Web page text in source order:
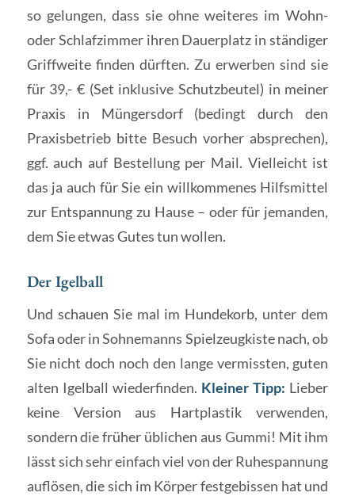
so gelungen, dass sie ohne weiteres im Wohn-
oder Schlafzimmer ihren Dauerplatz in ständiger
Griffweite finden dürften. Zu erwerben sind sie
für 39,- € (Set inklusive Schutzbeutel) in meiner
Praxis in Müngersdorf (bedingt durch den
Praxisbetrieb bitte Besuch vorher absprechen),
ggf. auch auf Bestellung per Mail. Vielleicht ist
das ja auch für Sie ein willkommenes Hilfsmittel
zur Entspannung zu Hause – oder für jemanden,
dem Sie etwas Gutes tun wollen.
Der Igelball
Und schauen Sie mal im Hundekorb, unter dem
Sofa oder in Sohnemanns Spielzeugkiste nach, ob
Sie nicht doch noch den lange vermissten, guten
alten Igelball wiederfinden. Kleiner Tipp: Lieber
keine Version aus Hartplastik verwenden,
sondern die früher üblichen aus Gummi! Mit ihm
lässt sich sehr einfach viel von der Ruhespannung
auflösen, die sich im Körper festgebissen hat und